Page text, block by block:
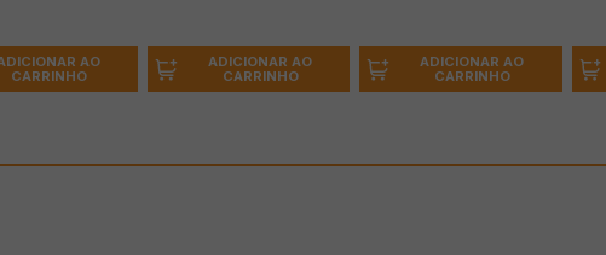
AO
CARRINHO
ADICIONAR AO
CARRINHO
ADICIONAR AO
CARRINHO